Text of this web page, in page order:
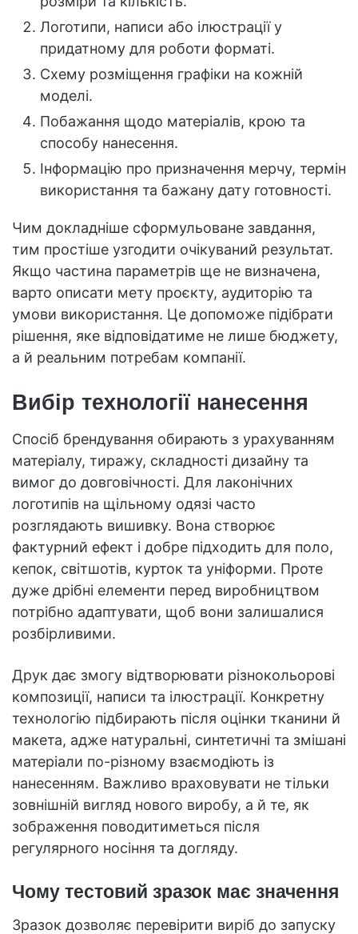
Логотипи, написи або ілюстрації у
придатному для роботи форматі.
Схему розміщення графіки на кожній
моделі.
Побажання щодо матеріалів, крою та
способу нанесення.
Інформацію про призначення мерчу, термін
використання та бажану дату готовності.
Чим докладніше сформульоване завдання,
тим простіше узгодити очікуваний результат.
Якщо частина параметрів ще не визначена,
варто описати мету проєкту, аудиторію та
умови використання. Це допоможе підібрати
рішення, яке відповідатиме не лише бюджету,
а й реальним потребам компанії.
Вибір технології нанесення
Спосіб брендування обирають з урахуванням
матеріалу, тиражу, складності дизайну та
вимог до довговічності. Для лаконічних
логотипів на щільному одязі часто
розглядають вишивку. Вона створює
фактурний ефект і добре підходить для поло,
кепок, світшотів, курток та уніформи. Проте
дуже дрібні елементи перед виробництвом
потрібно адаптувати, щоб вони залишалися
розбірливими.
Друк дає змогу відтворювати різнокольорові
композиції, написи та ілюстрації. Конкретну
технологію підбирають після оцінки тканини й
макета, адже натуральні, синтетичні та змішані
матеріали по-різному взаємодіють із
нанесенням. Важливо враховувати не тільки
зовнішній вигляд нового виробу, а й те, як
зображення поводитиметься після
регулярного носіння та догляду.
Чому тестовий зразок має значення
Зразок дозволяє перевірити виріб до запуску